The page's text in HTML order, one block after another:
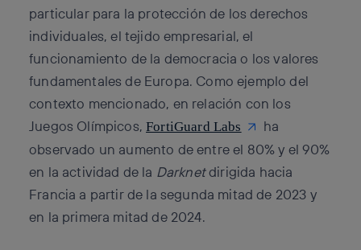
particular para la protección de los derechos
individuales, el tejido empresarial, el
funcionamiento de la democracia o los valores
fundamentales de Europa. Como ejemplo del
contexto mencionado, en relación con los
Juegos Olímpicos,FortiGuard Labs
ha
observado un aumento de entre el 80% y el 90%
en la actividad de la Darknetdirigida hacia
Francia a partir de la segunda mitad de 2023 y
en la primera mitad de 2024.